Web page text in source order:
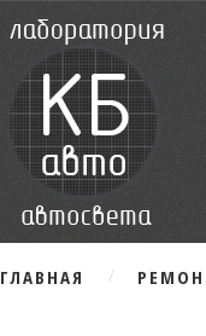
ГЛАВНАЯ